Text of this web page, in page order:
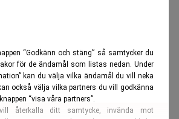
“Godkänn och stäng” så samtycker du
för de ändamål som listas nedan. Under
kan du välja vilka ändamål du vill neka
också välja vilka partners du vill godkänna
“visa våra partners”.
återkalla ditt samtycke, invända mot